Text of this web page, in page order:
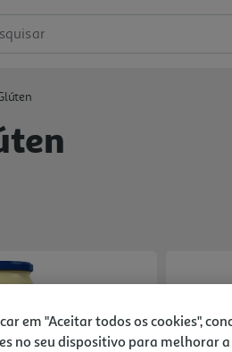
em "Aceitar todos os cookies",
no seu dispositivo para melhorar